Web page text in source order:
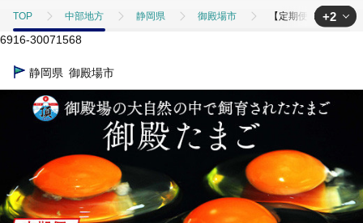
TOP 中部地方 静岡県 御殿場市 【定期便12ヵ月】
TOP 定期便
TOP 卵・乳製品
+2
6916-30071568
静岡県 御殿場市